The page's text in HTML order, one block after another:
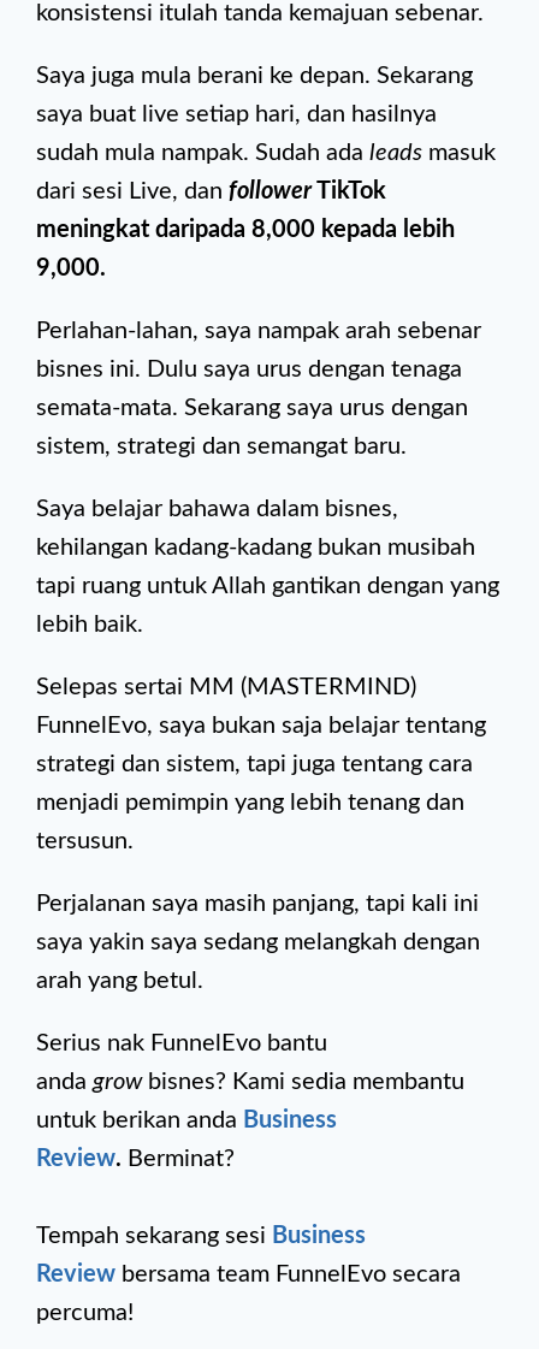
konsistensi itulah tanda kemajuan sebenar.
Saya juga mula berani ke depan. Sekarang
saya buat live setiap hari, dan hasilnya
sudah mula nampak. Sudah ada leads masuk
dari sesi Live, dan follower
TikTok
meningkat daripada 8,000 kepada lebih
9,000.
Perlahan-lahan, saya nampak arah sebenar
bisnes ini. Dulu saya urus dengan tenaga
semata-mata. Sekarang saya urus dengan
sistem, strategi dan semangat baru.
Saya belajar bahawa dalam bisnes,
kehilangan kadang-kadang bukan musibah
tapi ruang untuk Allah gantikan dengan yang
lebih baik.
Selepas sertai MM (MASTERMIND)
FunnelEvo, saya bukan saja belajar tentang
strategi dan sistem, tapi juga tentang cara
menjadi pemimpin yang lebih tenang dan
tersusun.
Perjalanan saya masih panjang, tapi kali ini
saya yakin saya sedang melangkah dengan
arah yang betul.
Serius nak FunnelEvo bantu
andagrow bisnes? Kami sedia membantu
untuk berikan anda Business
Review. Berminat?
Tempah sekarang sesi Business
Review bersama team FunnelEvo secara
percuma!